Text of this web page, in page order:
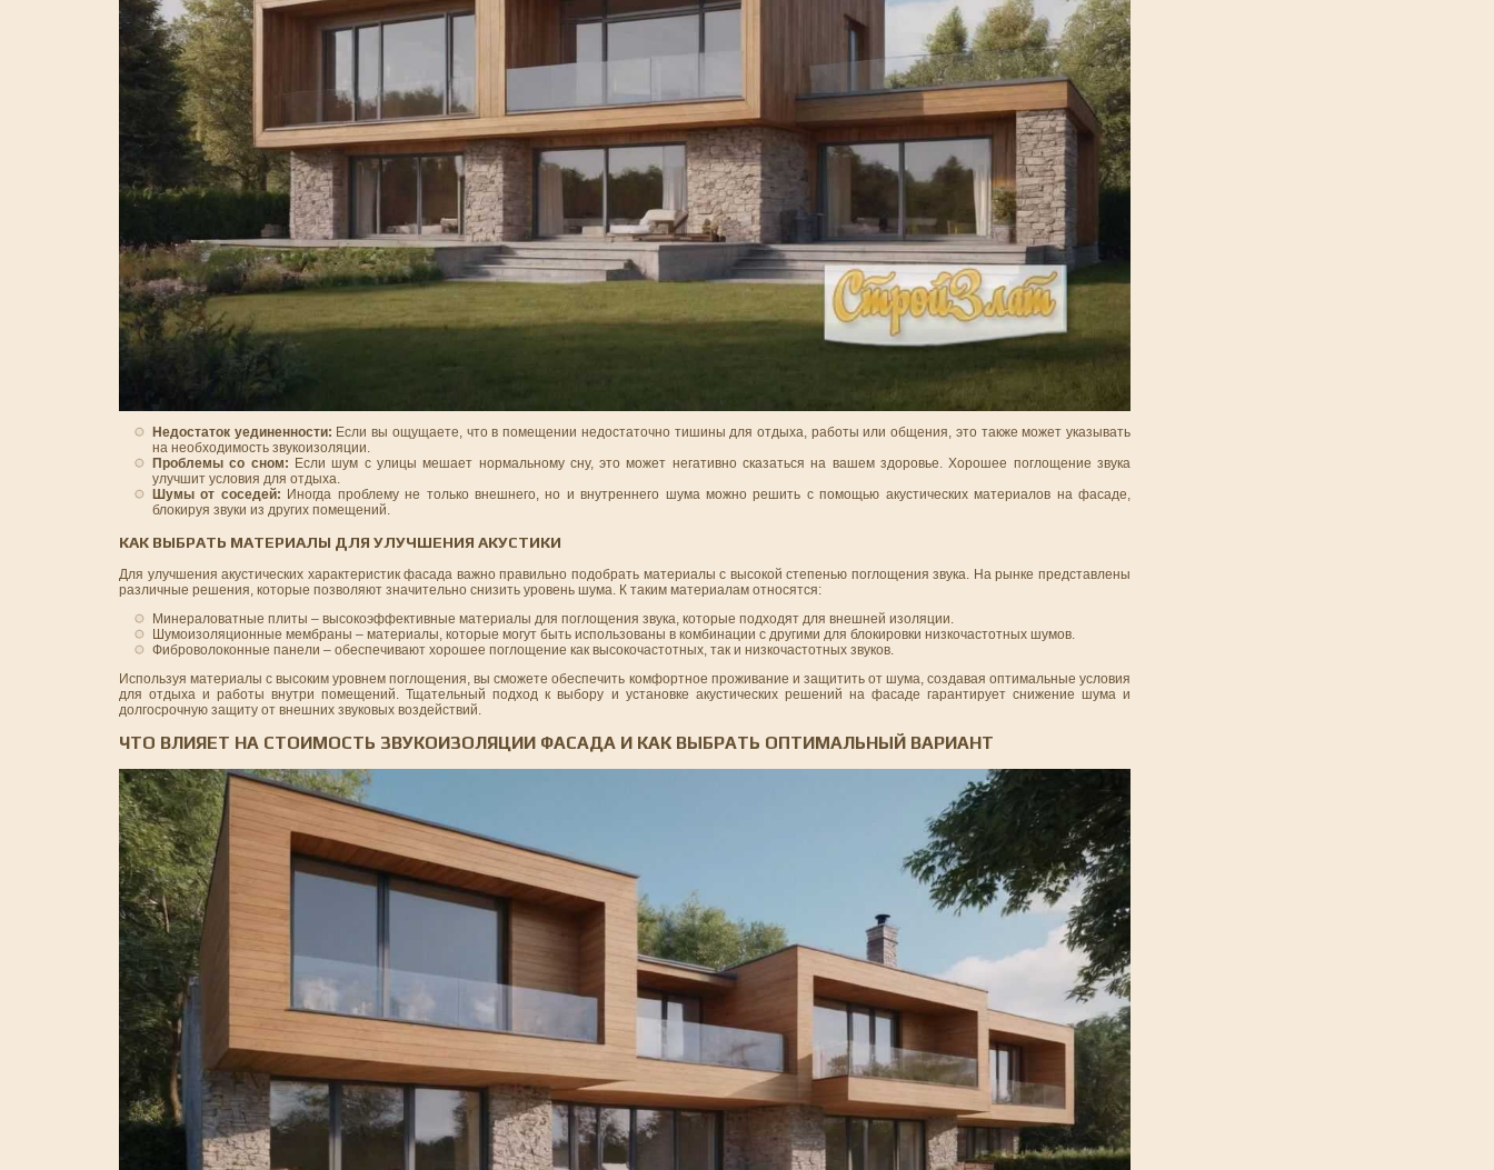
Недостаток уединенности: Если вы ощущаете, что в помещении недостаточно тишины для отдыха, работы или общения, это также может указывать
на необходимость звукоизоляции.
Проблемы со сном: Если шум с улицы мешает нормальному сну, это может негативно сказаться на вашем здоровье. Хорошее поглощение звука
улучшит условия для отдыха.
Шумы от соседей: Иногда проблему не только внешнего, но и внутреннего шума можно решить с помощью акустических материалов на фасаде,
блокируя звуки из других помещений.
КАК ВЫБРАТЬ МАТЕРИАЛЫ ДЛЯ УЛУЧШЕНИЯ АКУСТИКИ
Для улучшения акустических характеристик фасада важно правильно подобрать материалы с высокой степенью поглощения звука. На рынке представлены
различные решения, которые позволяют значительно снизить уровень шума. К таким материалам относятся:
Минераловатные плиты – высокоэффективные материалы для поглощения звука, которые подходят для внешней изоляции.
Шумоизоляционные мембраны – материалы, которые могут быть использованы в комбинации с другими для блокировки низкочастотных шумов.
Фиброволоконные панели – обеспечивают хорошее поглощение как высокочастотных, так и низкочастотных звуков.
Используя материалы с высоким уровнем поглощения, вы сможете обеспечить комфортное проживание и защитить от шума, создавая оптимальные условия
для отдыха и работы внутри помещений. Тщательный подход к выбору и установке акустических решений на фасаде гарантирует снижение шума и
долгосрочную защиту от внешних звуковых воздействий.
ЧТО ВЛИЯЕТ НА СТОИМОСТЬ ЗВУКОИЗОЛЯЦИИ ФАСАДА И КАК ВЫБРАТЬ ОПТИМАЛЬНЫЙ ВАРИАНТ